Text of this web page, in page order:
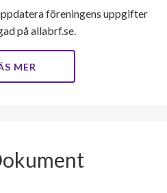
föreningens uppgifter
på allabrf.se.
MER